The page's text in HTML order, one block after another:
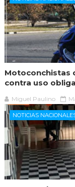
Motoconchistas
contra uso
Miguel Paulino
NOTICIAS